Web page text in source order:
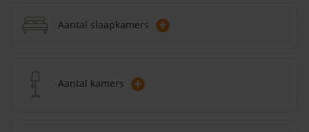
Aantal slaapkamers +
Aantal kamers +